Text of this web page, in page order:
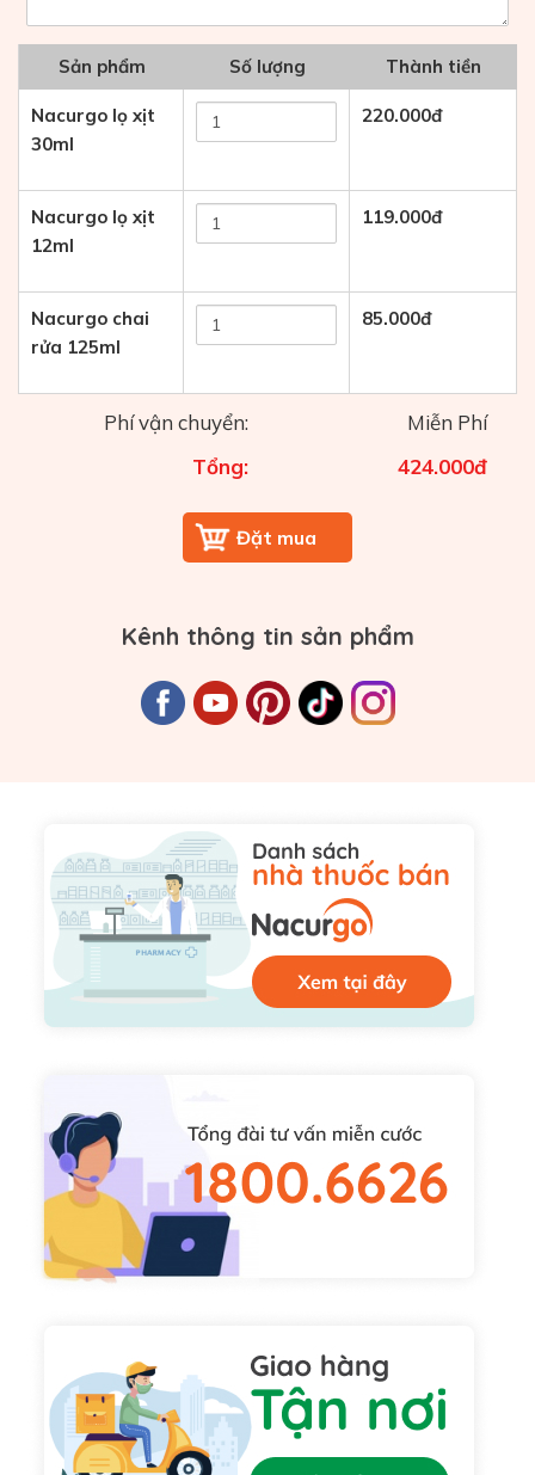
Sản phẩm
Nacurgo lọ xịt
30ml
Nacurgo lọ xịt
12ml
Nacurgo chai
rửa 125ml
Số lượng Thành tiền
220.000đ
119.000đ
85.000đ
Phí vận chuyển:
Miễn Phí
Tổng:
424.000đ
Kênh thông tin sản phẩm